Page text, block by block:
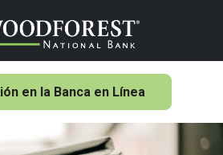
en la Banca en Línea